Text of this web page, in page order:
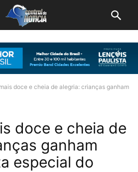
doce e cheia de alegria: crianças ganham
doce e cheia de
ganham
especial do